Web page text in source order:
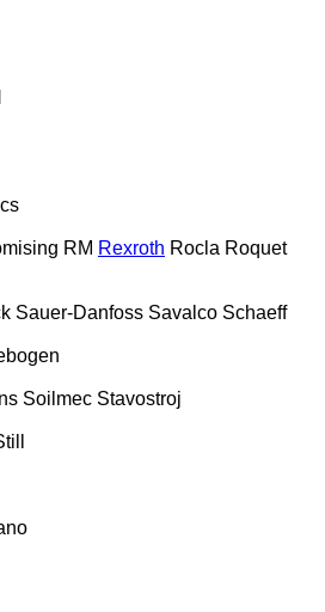
RM Rexroth Rocla Roquet
Sauer-Danfoss Savalco Schaeff
Soilmec Stavostroj